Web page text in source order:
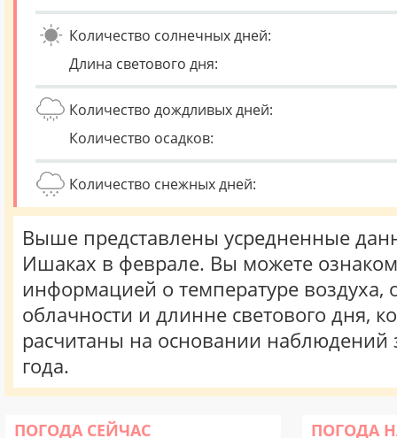
Количество солнечных дней:
Длина светового дня:
Количество дождливых дней:
Количество осадков:
Количество снежных дней:
Выше представлены усредненные
Ишаках в феврале. Вы можете
информацией о температуре воздуха,
облачности и длинне светового дня,
расчитаны на основании наблюдений
года.
ПОГОДА СЕЙЧАС ПОГОДА